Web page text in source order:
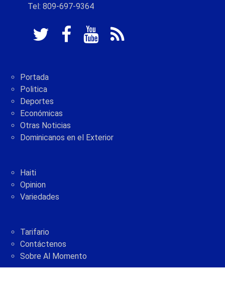
Tel: 809-697-9364
Portada
Politica
Deportes
Económicas
Otras Noticias
Dominicanos en el Exterior
Haiti
Opinion
Variedades
Tarifario
Contáctenos
Sobre Al Momento